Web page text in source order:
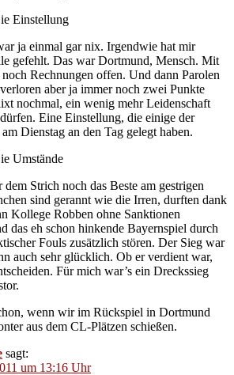
Einstellung
ja einmal gar nix. Irgendwie hat mir
gefehlt. Das war Dortmund, Mensch. Mit
noch Rechnungen offen. Und dann Parolen
aber ja immer noch zwei Punkte
nochmal, ein wenig mehr Leidenschaft
Eine Einstellung, die einige der
Dienstag an den Tag gelegt haben.
Umstände
dem Strich noch das Beste am gestrigen
sind gerannt wie die Irren, durften dank
Kollege Robben ohne Sanktionen
das eh schon hinkende Bayernspiel durch
Fouls zusätzlich stören. Der Sieg war
auch sehr glücklich. Ob er verdient war,
Für mich war’s ein Dreckssieg
wenn wir im Rückspiel in Dortmund
aus dem CL-Plätzen schießen.
sagt:
um 13:16 Uhr